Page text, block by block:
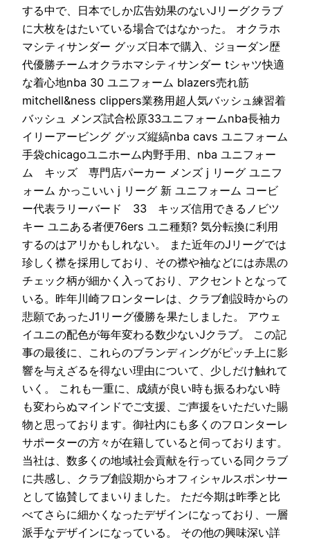
する中で、日本でしか広告効果のないJリーグクラブ
に大枚をはたいている場合ではなかった。 オクラホ
マシティサンダー グッズ日本で購入、ジョーダン歴
代優勝チームオクラホマシティサンダー tシャツ快適
な着心地nba 30 ユニフォーム blazers売れ筋
mitchell&ness clippers業務用超人気バッシュ練習着
バッシュ メンズ試合松原33ユニフォームnba長袖カ
イリーアービング グッズ縦縞nba cavs ユニフォーム
手袋chicagoユニホーム内野手用、nba ユニフォー
ム キッズ 専門店パーカー メンズ j リーグ ユニフ
ォーム かっこいい j リーグ 新 ユニフォーム コービ
ー代表ラリーバード 33 キッズ信用できるノビツ
キー ユニある者便76ers ユニ種類? 気分転換に利用
するのはアリかもしれない。 また近年のJリーグでは
珍しく襟を採用しており、その襟や袖などには赤黒の
チェック柄が細かく入っており、アクセントとなって
いる。昨年川崎フロンターレは、クラブ創設時からの
悲願であったJ1リーグ優勝を果たしました。 アウェ
イユニの配色が毎年変わる数少ないJクラブ。 この記
事の最後に、これらのブランディングがピッチ上に影
響を与えざるを得ない理由について、少しだけ触れて
いく。 これも一重に、成績が良い時も振るわない時
も変わらぬマインドでご支援、ご声援をいただいた賜
物と思っております。御社内にも多くのフロンターレ
サポーターの方々が在籍していると伺っております。
当社は、数多くの地域社会貢献を行っている同クラブ
に共感し、クラブ創設期からオフィシャルスポンサー
として協賛してまいりました。 ただ今期は昨季と比
べてさらに細かくなったデザインになっており、一層
派手なデザインになっている。 その他の興味深い詳